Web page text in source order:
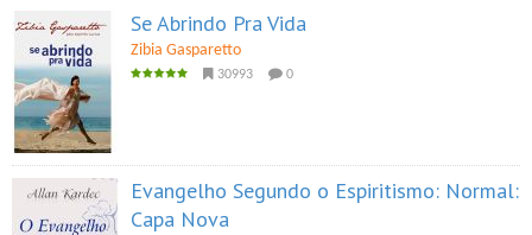
Se Abrindo Pra Vida
Zibia Gasparetto
30993 0
Evangelho Segundo o Espiritismo: Normal:
Capa Nova